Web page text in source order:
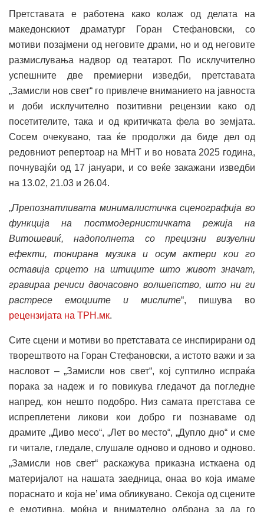
Претставата е работена како колаж од делата на
македонскиот драматург Горан Стефановски, со
мотиви позајмени од неговите драми, но и од неговите
размислувања надвор од театарот. По исклучително
успешните две премиерни изведби, претставата
„Замисли нов свет“ го привлече вниманието на јавноста
и доби исклучително позитивни рецензии како од
посетителите, така и од критичката фела во земјата.
Сосем очекувано, таа ќе продолжи да биде дел од
редовниот репертоар на МНТ и во новата 2025 година,
почнувајќи од 17 јануари, и со веќе закажани изведби
на 13.02, 21.03 и 26.04.
„Препознатливата минималистичка сценографија во
функција на постмодернистичката режија на
Витошевиќ, надополнета со прецизни визуелни
ефекти, тонирана музика и осум актери кои го
оставија срцето на штиците што живот значат,
гравираа речиси двочасовно волшепство, што ни ги
растресе емоциите и мислите“, пишува во
рецензијата на ТРН.мк.
Сите сцени и мотиви во претставата се инспирирани од
творештвото на Горан Стефановски, а истото важи и за
насловот – „Замисли нов свет“, кој суптилно испраќа
порака за надеж и го повикува гледачот да погледне
напред, кон нешто подобро. Низ самата претстава се
испреплетени ликови кои добро ги познаваме од
драмите „Диво месо“, „Лет во место“, „Дупло дно“ и сме
ги читале, гледале, слушале одново и одново и одново.
„Замисли нов свет“ раскажува приказна исткаена од
материјалот на нашата заедница, онаа во која имаме
пораснато и која не’ има обликувано. Секоја од сцените
е емотивна, моќна и внимателно одбрана за да го